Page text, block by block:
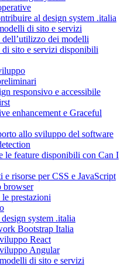
al design system .italia
di sito e servizi
dei modelli
sito e servizi disponibili
responsivo e accessibile
enhancement e Graceful
allo sviluppo del software
le feature disponibili con Can I
e risorse per CSS e JavaScript
browser
prestazioni
system .italia
Bootstrap Italia
React
Angular
di sito e servizi